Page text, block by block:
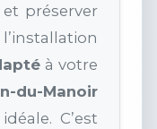
et préserver
à votre
du-Manoir
C’est